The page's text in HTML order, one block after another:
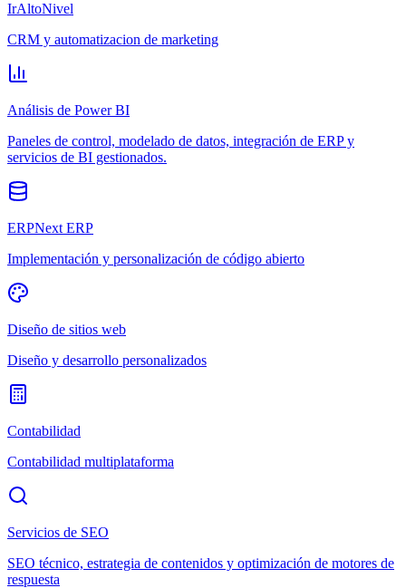
IrAltoNivel
CRM y automatizacion de marketing
Análisis de Power BI
Paneles de control, modelado de datos, integración de ERP y
servicios de BI gestionados.
ERPNext ERP
Implementación y personalización de código abierto
Diseño de sitios web
Diseño y desarrollo personalizados
Contabilidad
Contabilidad multiplataforma
Servicios de SEO
SEO técnico, estrategia de contenidos y optimización de motores de
respuesta